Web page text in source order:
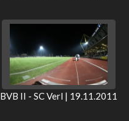
BVB II - SC Verl | 19.11.2011